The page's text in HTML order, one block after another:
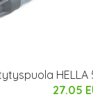
HELLA
27.05